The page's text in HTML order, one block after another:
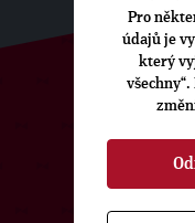
Pro
údajů je
který